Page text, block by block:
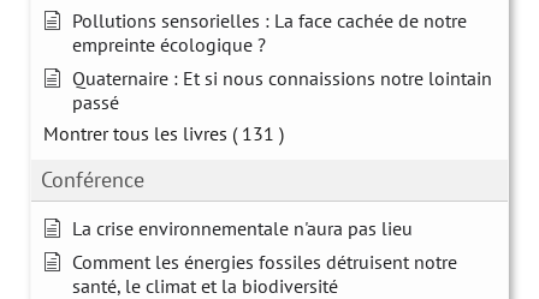
Pollutions sensorielles : La face cachée de notre
empreinte écologique ?
Quaternaire : Et si nous connaissions notre lointain
passé
Montrer tous les livres ( 131 )
Conférence
La crise environnementale n'aura pas lieu
Comment les énergies fossiles détruisent notre
santé, le climat et la biodiversité